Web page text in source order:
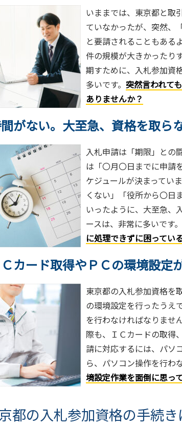
いままでは、東京都と取
ていなかったが、突然、
と要請されることもある
件の規模が大きかったり
期すために、入札参加資
多いです。 突然言われて
ありませんか？
がない。大至急、資格を取ら
入札申請は「期限」との
は「〇月〇日までに申請
ケジュールが決まってい
くない」「役所から〇日
いったように、大至急、
ースは、非常に多いです。
に処理できずに困ってい
カード取得やＰＣの環境設定
東京都の入札参加資格を
の環境設定を行ったうえ
を行わなければなりませ
際も、ＩＣカードの取得
請に対応するには、パソ
ら、パソコン操作を行わ
境設定作業を面倒に思っ
都の入札参加資格の手続